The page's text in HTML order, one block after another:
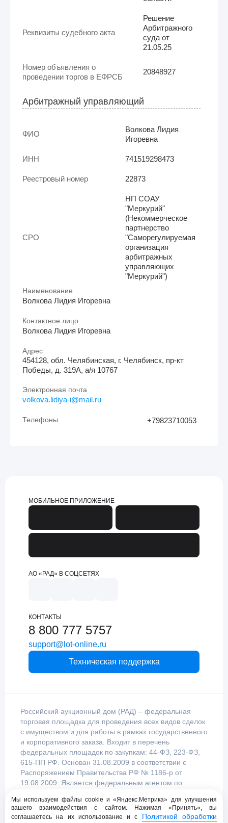
Реквизиты судебного акта
Решение
Арбитражного
суда от
21.05.25
Номер объявления о
проведении торгов в ЕФРСБ
20848927
Арбитражный управляющий
ФИО
Волкова Лидия
Игоревна
ИНН 741519298473
Реестровый номер 22873
СРО
НП СОАУ
"Меркурий"
(Некоммерческое
партнерство
"Саморегулируемая
организация
арбитражных
управляющих
"Меркурий")
Наименование
Волкова Лидия Игоревна
Контактное лицо
Волкова Лидия Игоревна
Адрес
454128, обл. Челябинская, г. Челябинск, пр-кт
Победы, д. 319А, а/я 10767
Электронная почта
volkova.lidiya-i@mail.ru
Телефоны +79823710053
МОБИЛЬНОЕ ПРИЛОЖЕНИЕ
АО «РАД» В СОЦСЕТЯХ
КОНТАКТЫ
8 800 777 5757
support@lot-online.ru
Техническая поддержка
Российский аукционный дом (РАД) – федеральная
торговая площадка для проведения всех видов сделок
с имуществом и для работы в рамках государственного
и корпоративного заказа. Входит в перечень
федеральных площадок по закупкам: 44-ФЗ, 223-ФЗ,
615-ПП РФ. Основан 31.08.2009 в соответствии с
Распоряжением Правительства РФ № 1186-р от
19.08.2009. Является федеральным агентом по
Правительством Российской Федерации.
Мы используем файлы cookie и «Яндекс.Метрика» для улучшения
вашего взаимодействия с сайтом. Нажимая «Принять», вы
соглашаетесь на их использование и с Политикой обработки